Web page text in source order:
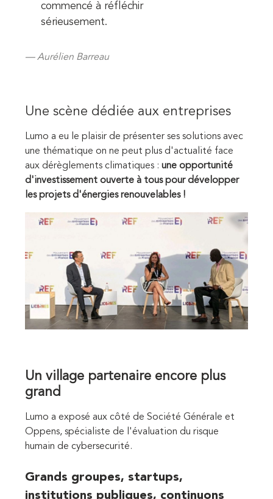
commencé à réfléchir
sérieusement.
Aurélien Barreau
Une scène dédiée aux entreprises
Lumo a eu le plaisir de présenter ses solutions avec
une thématique on ne peut plus d'actualité face
aux dérèglements climatiques : une opportunité
d'investissement ouverte à tous pour développer
les projets d'énergies renouvelables !
Un village partenaire encore plus
grand
Lumo a exposé aux côté de Société Générale et
Oppens, spécialiste de l'évaluation du risque
humain de cybersecurité.
Grands groupes, startups,
institutions publiques, continuons